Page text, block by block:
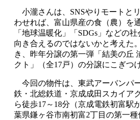
小瀧さんは、 SNSやりモートと
わせれば、富山県産の食（農）を
「地球温暖化」「 SDGs 」などの
向き合えるのではないかと考えた
き、昨年分譲の第一弾「結美の丘
クト」（全17戸）の分譲にこぎつ
今回の物件は、東武アーバンパ
鉄・北総鉄道・京成成田スカイア
ら徒歩17～ 18分（京成電鉄初富駅
葉県鎌ヶ谷市南初富2丁目の第一